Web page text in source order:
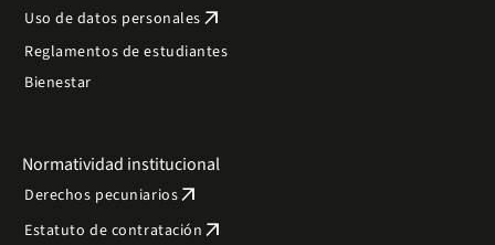
Uso de datos personales arrow_outward
Reglamentos de estudiantes
Bienestar
Normatividad institucional
Derechos pecuniariosarrow_outward
Estatuto de contratación arrow_outward